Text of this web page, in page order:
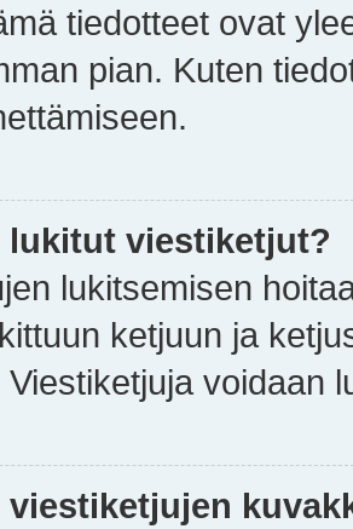
tiedotteet ovat
pian. Kuten
lukitut viestiketjut?
lukitsemisen
ketjuun ja
Viestiketjuja voidaan
viestiketjujen